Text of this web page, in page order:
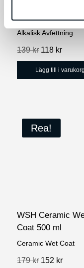
Degreasing 1L
Alkalisk Avfettning
139kr Det
ursprungliga
priset
var:
118 krDet
priset
är:
Lägg till i varukorg
Rea!
WSH Ceramic
Coat 500 ml
Ceramic Wet Coat
179kr Det
152 krDet